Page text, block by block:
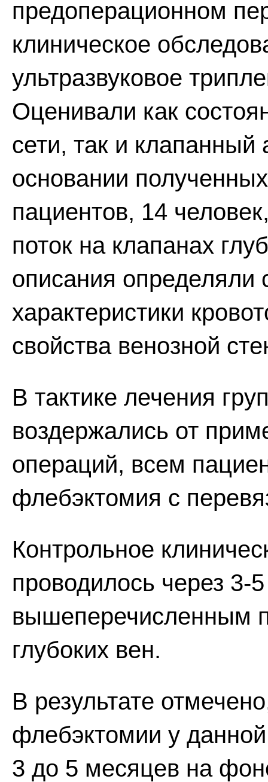
предоперационном
клиническое
ультразвуковое
Оценивали как
сети, так и клапанный
основании
пациентов, 14
поток на клапанах
описания
характеристики
свойства венозной
В тактике лечения
воздержались от
операций, всем
флебэктомия с
Контрольное
проводилось через 3-
вышеперечисленным
глубоких вен.
В результате
флебэктомии у
3 до 5 месяцев на